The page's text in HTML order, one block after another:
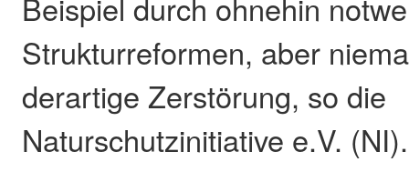
Strukturreformen, aber
derartige Zerstörung, so die
Naturschutzinitiative e.V. (NI).